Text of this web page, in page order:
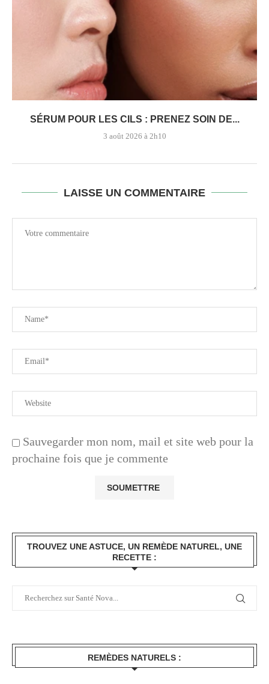
SÉRUM POUR LES CILS : PRENEZ SOIN DE...
3 août 2026 à 2h10
LAISSE UN COMMENTAIRE
Sauvegarder mon nom, mail et site web pour la
prochaine fois que je commente
TROUVEZ UNE ASTUCE, UN REMÈDE NATUREL, UNE
RECETTE :
REMÈDES NATURELS :